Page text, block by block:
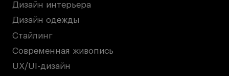
Дизайн интерьера
Дизайн одежды
Стайлинг
Современная живопись
UX/UI-дизайн